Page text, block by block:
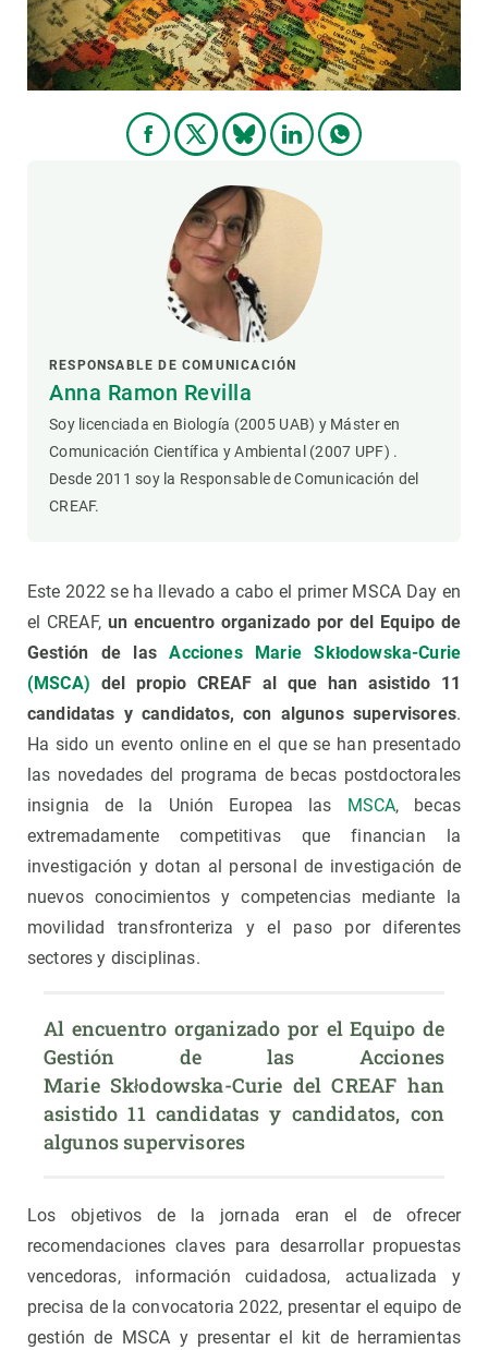
RESPONSABLE DE COMUNICACIÓN
Anna Ramon Revilla
Soy licenciada en Biología (2005 UAB) y Máster en
Comunicación Científica y Ambiental (2007 UPF) .
Desde 2011 soy la Responsable de Comunicación del
CREAF.
Este 2022 se ha llevado a cabo el primer MSCA Day en
el CREAF, un encuentro organizado por del Equipo de
Gestión de lasAcciones Marie Skłodowska-Curie
(MSCA) del propio CREAF al que han asistido 11
candidatas y candidatos, con algunos supervisores.
Ha sido un evento online en el que se han presentado
las novedades del programa de becas postdoctorales
insignia de la Unión Europea las
MSCA, becas
extremadamente competitivas que financian la
investigación y dotan al personal de investigación de
nuevos conocimientos y competencias mediante la
movilidad transfronteriza y el paso por diferentes
sectores y disciplinas.
Al encuentro organizado por el Equipo de
Gestión de las Acciones
Marie Skłodowska-Curie del CREAF han
asistido 11 candidatas y candidatos, con
algunos supervisores
Los objetivos de la jornada eran el de ofrecer
recomendaciones claves para desarrollar propuestas
vencedoras, información cuidadosa, actualizada y
precisa de la convocatoria 2022, presentar el equipo de
gestión de MSCA y presentar el kit de herramientas